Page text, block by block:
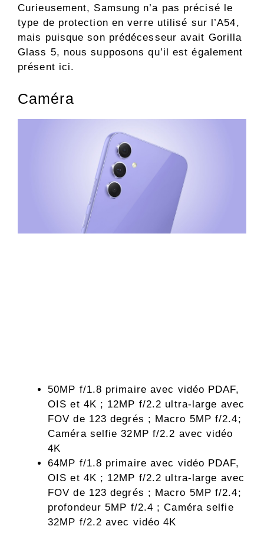
Curieusement, Samsung n’a pas précisé le
type de protection en verre utilisé sur l’A54,
mais puisque son prédécesseur avait Gorilla
Glass 5, nous supposons qu’il est également
présent ici.
Caméra
50MP f/1.8 primaire avec vidéo PDAF,
OIS et 4K ; 12MP f/2.2 ultra-large avec
FOV de 123 degrés ; Macro 5MP f/2.4;
Caméra selfie 32MP f/2.2 avec vidéo
4K
64MP f/1.8 primaire avec vidéo PDAF,
OIS et 4K ; 12MP f/2.2 ultra-large avec
FOV de 123 degrés ; Macro 5MP f/2.4;
profondeur 5MP f/2.4 ; Caméra selfie
32MP f/2.2 avec vidéo 4K